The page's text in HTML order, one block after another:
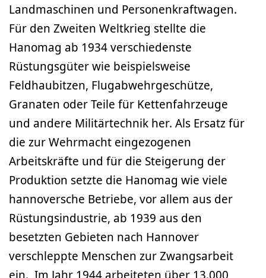
Landmaschinen und Personenkraftwagen.
Für den Zweiten Weltkrieg stellte die
Hanomag ab 1934 verschiedenste
Rüstungsgüter wie beispielsweise
Feldhaubitzen, Flugabwehrgeschütze,
Granaten oder Teile für Kettenfahrzeuge
und andere Militärtechnik her. Als Ersatz für
die zur Wehrmacht eingezogenen
Arbeitskräfte und für die Steigerung der
Produktion setzte die Hanomag wie viele
hannoversche Betriebe, vor allem aus der
Rüstungsindustrie, ab 1939 aus den
besetzten Gebieten nach Hannover
verschleppte Menschen zur Zwangsarbeit
ein. Im Jahr 1944 arbeiteten über 13.000